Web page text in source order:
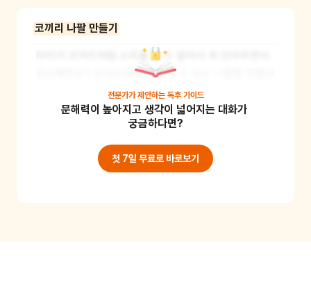
코끼리 나팔 만들기
아이가 코끼리처럼 소리를 낼 수 없어서 꼭 안아주면서
인사했지요? 코끼리처럼 소리 낼 수 있는 나팔을 만들어
볼까요? 먼저 색종이 3장을 준비해 주세요. 색종이들을
양방향 모두 아이스크림 모양으로 접어주세요. 그리고
한쪽만 한 번 더 아이스크림 접는 방식으로 접어주세요.
한 번 더 접은 쪽을 아래로 가게 한 후, 각각 오른쪽 면에
풀을 칠해 3장을 붙여서 뿔 모양으로 만들어주세요. 빨
전문가가 제안하는 독후 가이드
문해력이 높아지고 생각이 넓어지는 대화가
궁금하다면?
첫 7일 무료로 바로보기